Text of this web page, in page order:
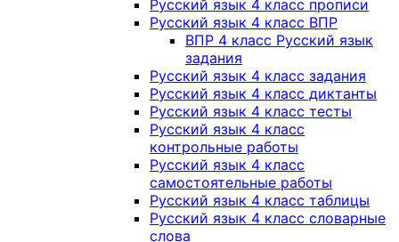
Русский язык 4 класс прописи
Русский язык 4 класс ВПР
ВПР 4 класс Русский язык
задания
Русский язык 4 класс задания
Русский язык 4 класс диктанты
Русский язык 4 класс тесты
Русский язык 4 класс
контрольные работы
Русский язык 4 класс
самостоятельные работы
Русский язык 4 класс таблицы
Русский язык 4 класс словарные
слова